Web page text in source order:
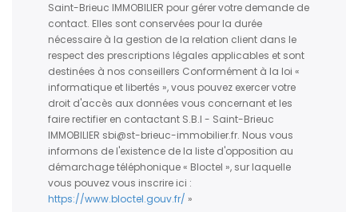
Saint-Brieuc IMMOBILIER pour gérer votre demande de
contact. Elles sont conservées pour la durée
nécessaire à la gestion de la relation client dans le
respect des prescriptions légales applicables et sont
destinées à nos conseillers Conformément à la loi «
informatique et libertés », vous pouvez exercer votre
droit d'accès aux données vous concernant et les
faire rectifier en contactant S.B.I - Saint-Brieuc
IMMOBILIER sbi@st-brieuc-immobilier.fr. Nous vous
informons de l'existence de la liste d'opposition au
démarchage téléphonique « Bloctel », sur laquelle
vous pouvez vous inscrire ici :
https://www.bloctel.gouv.fr/ »